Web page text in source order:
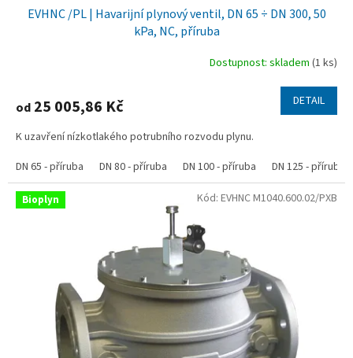
EVHNC /PL | Havarijní plynový ventil, DN 65 ÷ DN 300, 50
kPa, NC, příruba
Dostupnost: skladem (1 ks)
od 25 005,86 Kč DETAIL
K uzavření nízkotlakého potrubního rozvodu plynu.
DN 65 - příruba
DN 80 - příruba DN 100 - příruba DN 125 - příruba
Bioplyn Kód: EVHNC M1040.600.02/PXB